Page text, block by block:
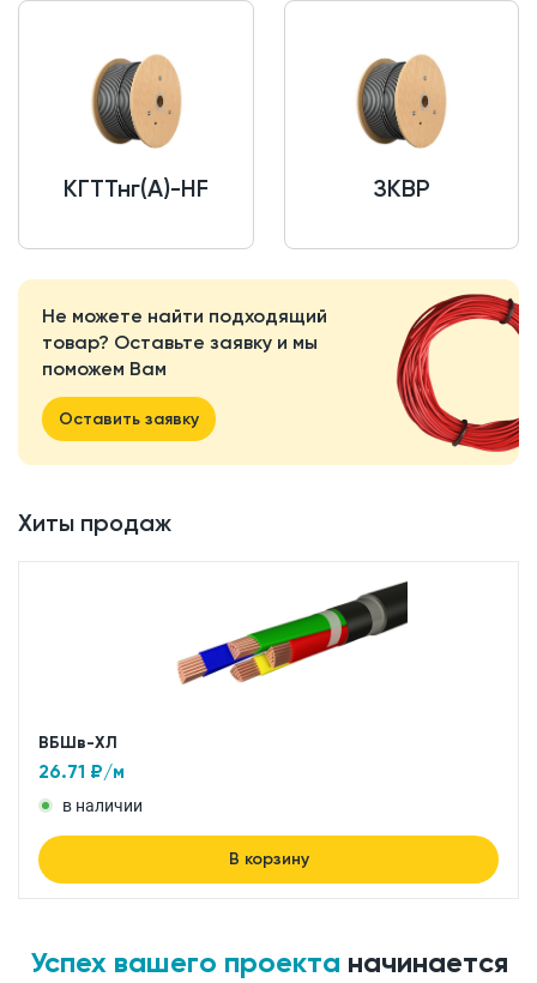
КГТТнг(A)-HF ЗКВР
Не можете найти подходящий
товар? Оставьте заявку и мы
поможем Вам
Оставить заявку
Хиты продаж
ВБШв-ХЛ
26.71 ₽/м
в наличии
В корзину
Успех вашего проекта начинается